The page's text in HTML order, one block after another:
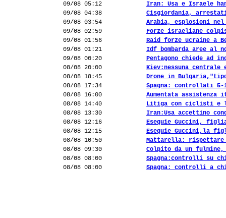
09/08 05:12
Iran: Usa e Israele
09/08 04:38
Cisgiordania,
09/08 03:54
Arabia, esplosioni nel
09/08 02:59
Forze israeliane
09/08 01:56
Raid forze ucraine a
09/08 01:21
Idf bombarda aree al
09/08 00:20
Pentagono chiede ad
08/08 20:00
Kiev:nessuna
08/08 18:45
Drone in
08/08 17:34
Spagna: controllati 5-
08/08 16:00
Aumentata assistenza
08/08 14:40
Litiga con ciclisti
08/08 13:30
Iran:Usa accettino
08/08 12:16
Esequie Guccini,
08/08 12:15
Esequie Guccini,la
08/08 10:50
Mattarella:
08/08 09:30
Colpito da un fulmine,
08/08 08:00
Spagna:controlli su
08/08 08:00
Spagna: controlli a